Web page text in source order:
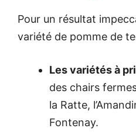
Pour un résultat
variété de pomme de
Les variétés à
des chairs
la Ratte,
Fontenay.